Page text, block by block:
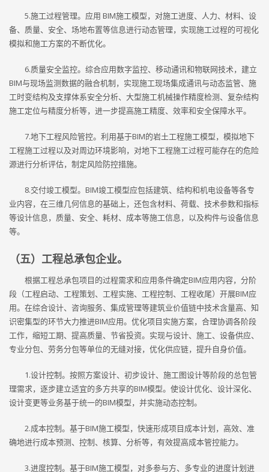
5.施工过程管理。应用 BIM施工模型，对施工进度、人力、材料、设
备、质量、安全、场地布置等信息进行动态管理，实现施工过程的可视化
模拟和施工方案的不断优化。
6.质量安全监控。综合应用数字监控、移动通讯和物联网技术，建立
BIM与现场监测数据的融合机制，实现施工现场集成通讯与动态监管、施
工时变结构及支撑体系安全分析、大型施工机械操作精度检测、复杂结构
施工定位与精度分析等，进一步提高施工精度、效率和安全保障水平。
7.地下工程风险管控。利用基于BIM的岩土工程施工模型，模拟地下
工程施工过程以及对周边环境影响，对地下工程施工过程可能存在的危险
源进行分析评估，制定风险防控措施。
8.交付竣工模型。BIM竣工模型应包括建筑、结构和机电设备等各专
业内容，在三维几何信息的基础上，还包含材料、荷载、技术参数和指标
等设计信息，质量、安全、耗材、成本等施工信息，以及构件与设备信息
等。
（五）工程总承包企业。
根据工程总承包项目的过程需求和应用条件确定BIM应用内容，分阶
段（工程启动、工程策划、工程实施、工程控制、工程收尾）开展BIM应
用。在综合设计、咨询服务、集成管理等建筑业价值链中技术含量高、知
识密集型的环节大力推进BIM应用。优化项目实施方案，合理协调各阶段
工作，缩短工期、提高质量、节省投资。实现与设计、施工、设备供应、
专业分包、劳务分包等单位的无缝对接，优化供应链，提升自身价值。
1.设计控制。按照方案设计、初步设计、施工图设计等阶段的总包管
理需求，逐步建立适宜的多方共享的BIM模型。使设计优化、设计深化、
设计变更等业务基于统一的BIM模型，并实施动态控制。
2.成本控制。基于BIM施工模型，快速形成项目成本计划，高效、准
确地进行成本预测、控制、核算、分析等，有效提高成本管控能力。
3.进度控制。基于BIM施工模型，对多参与方、多专业的进度计划进